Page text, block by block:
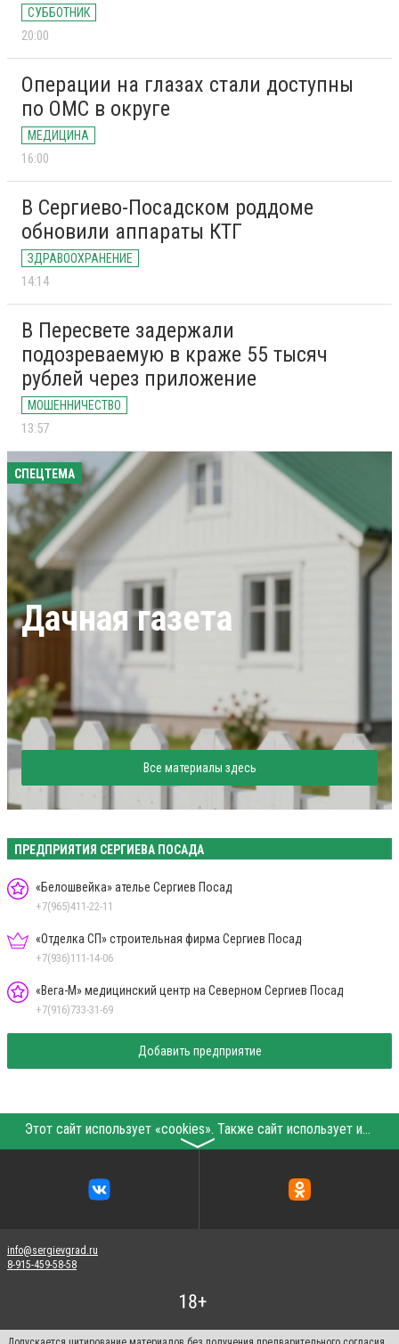
СУББОТНИК
20:00
Операции на глазах стали доступны
по ОМС в округе
МЕДИЦИНА
16:00
В Сергиево-Посадском роддоме
обновили аппараты КТГ
ЗДРАВООХРАНЕНИЕ
14:14
В Пересвете задержали
подозреваемую в краже 55 тысяч
рублей через приложение
МОШЕННИЧЕСТВО
13:57
СПЕЦТЕМА
Дачная газета
Все материалы здесь
ПРЕДПРИЯТИЯ СЕРГИЕВА ПОСАДА
«Белошвейка» ателье Сергиев Посад
+7(965)411-22-11
«Отделка СП» строительная фирма Сергиев Посад
+7(936)111-14-06
«Вега-М» медицинский центр на Северном Сергиев Посад
+7(916)733-31-69
Добавить предприятие
Этот сайт использует «cookies». Также сайт использует интернет-сервис для сбора технических данных касательно посетителей с целью получения маркетинговой и статистической информации. Условия обработки данных посетителей сайта см.
〉
info@sergievgrad.ru
8-915-459-58-58